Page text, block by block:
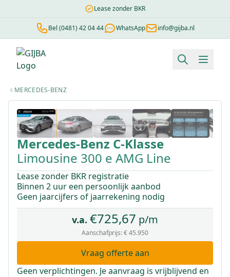
Lease zonder BKR
Bel (0481) 42 04 44 WhatsApp info@gijba.nl
Financial lease berekenen
MERCEDES-BENZ
Mercedes-BenzC-Klasse
Limousine 300 e AMG Line
Lease zonder BKR registratie
Binnen 2 uur een persoonlijk aanbod
Geen jaarcijfers of jaarrekening nodig
v.a. €725,67 p/m
Aanschafprijs:€ 45.950
Vraag offerte aan
Geen verplichtingen. Je aanvraag is vrijblijvend en